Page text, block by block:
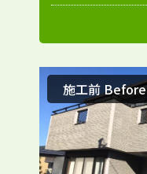
施工前 Before